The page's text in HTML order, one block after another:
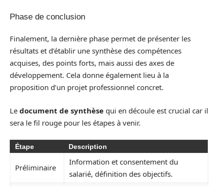
Phase de conclusion
Finalement, la dernière phase permet de présenter les
résultats et d’établir une synthèse des compétences
acquises, des points forts, mais aussi des axes de
développement. Cela donne également lieu à la
proposition d’un projet professionnel concret.
Le document de synthèse qui en découle est crucial car il
sera le fil rouge pour les étapes à venir.
Étape Description
Préliminaire
Information et consentement du
salarié, définition des objectifs.